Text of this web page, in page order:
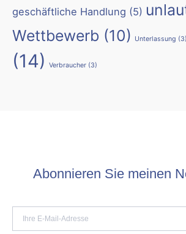
geschäftliche Handlung (5)
Wettbewerb (10) Unterlassung (3)
(14)
Verbraucher (3)
Abonnieren Sie meinen